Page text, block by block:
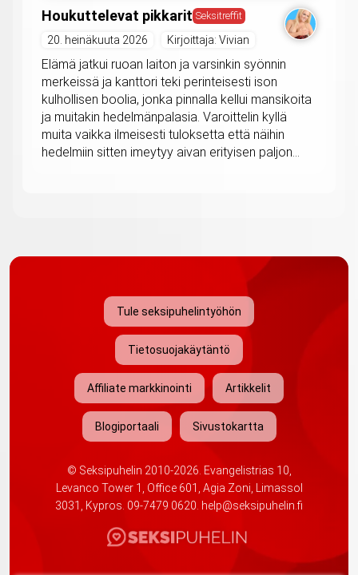
Houkuttelevat pikkarit Seksitreffit
20. heinäkuuta 2026 Kirjoittaja: Vivian
Elämä jatkui ruoan laiton ja varsinkin syönnin
merkeissä ja kanttori teki perinteisesti ison
kulhollisen boolia, jonka pinnalla kellui mansikoita
ja muitakin hedelmänpalasia. Varoittelin kyllä
muita vaikka ilmeisesti tuloksetta että näihin
hedelmiin sitten imeytyy aivan erityisen paljon...
Tule seksipuhelintyöhön
Tietosuojakäytäntö
Affiliate markkinointi Artikkelit
Blogiportaali Sivustokartta
© Seksipuhelin 2010-2026. Evangelistrias 10,
Levanco Tower 1, Office 601, Agia Zoni, Limassol
3031, Kypros. 09-7479 0620. help@seksipuhelin.fi